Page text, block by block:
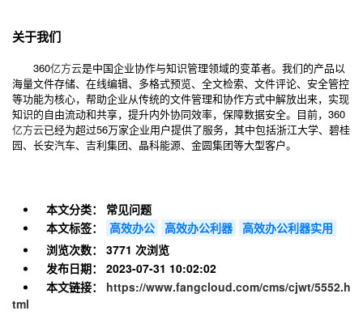
关于我们
360亿方云是中国企业协作与知识管理领域的变革者。我们的产品以
海量文件存储、在线编辑、多格式预览、全文检索、文件评论、安全管控
等功能为核心，帮助企业从传统的文件管理和协作方式中解放出来，实现
知识的自由流动和共享，提升内外协同效率，保障数据安全。目前，360
亿方云已经为超过56万家企业用户提供了服务，其中包括浙江大学、碧桂
园、长安汽车、吉利集团、晶科能源、金圆集团等大型客户。
本文分类：
常见问题
本文标签：
高效办公 高效办公利器 高效办公利器实用
浏览次数：
3771 次浏览
发布日期：
2023-07-31 10:02:02
本文链接：
https://www.fangcloud.com/cms/cjwt/5552.h
tml